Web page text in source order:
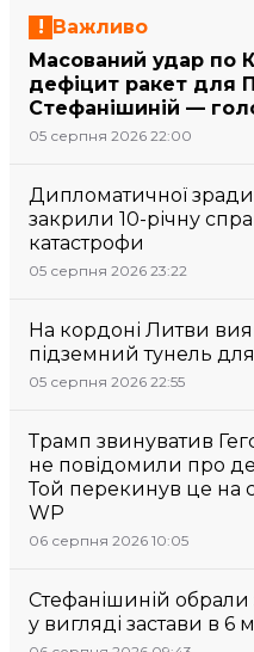
Важливо
Масований удар по
дефіцит ракет для
Стефанішиній —
05 серпня 2026 22:00
Дипломатичної
закрили 10-річну
катастрофи
05 серпня 2026 23:22
На кордоні Литви
підземний тунель для
05 серпня 2026 22:55
Трамп звинуватив
не повідомили про
Той перекинув це на
WP
06 серпня 2026 10:05
Стефанішиній обрали
у вигляді застави в 6